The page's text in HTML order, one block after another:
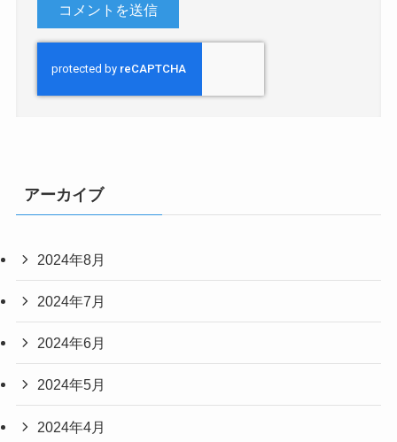
アーカイブ
2024年8月
2024年7月
2024年6月
2024年5月
2024年4月